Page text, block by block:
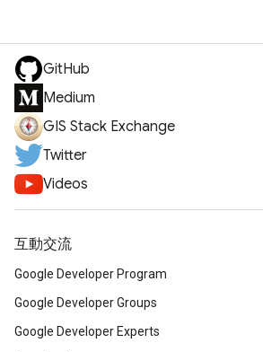
GitHub
Medium
GIS Stack Exchange
Twitter
Videos
互動交流
Google Developer Program
Google Developer Groups
Google Developer Experts